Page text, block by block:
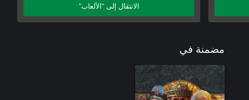
الوظائف الإضافية المضمنة
Age of Empires III: Definitive Edition - United
Age of Empires III: DE The African Royals
Age of Empires III: Definitive Edition - Mexico
Civilization
Age of Empires III: Definitive Edition - Knights
of the Mediterranean
الانتقال إلى "الألعاب"
مضمنة في